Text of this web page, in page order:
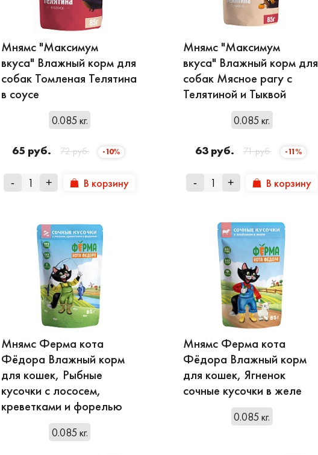
Мнямс "Максимум
вкуса" Влажный корм для
собак Томленая Телятина
в соусе
0.085 кг.
65 руб. 72 руб. -10%
- + В корзину
Мнямс "Максимум
вкуса" Влажный корм для
собак Мясное рагу с
Телятиной и Тыквой
0.085 кг.
63 руб. 71 руб. -11%
- + В корзину
Мнямс Ферма кота
Фёдора Влажный корм
для кошек, Рыбные
кусочки с лососем,
креветками и форелью
0.085 кг.
Мнямс Ферма кота
Фёдора Влажный корм
для кошек, Ягненок
сочные кусочки в желе
0.085 кг.